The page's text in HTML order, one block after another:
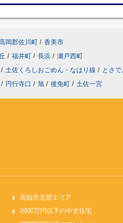
岡郡佐川町 / 香美市
/ 福井町 / 長浜 / 瀬戸西町
/ 土佐くろしおごめん・なはり線 / とさ
/ 円行寺口 / 旭 / 後免町 / 土佐一宮
高知市北部エリア
2000万円以下の中古住宅